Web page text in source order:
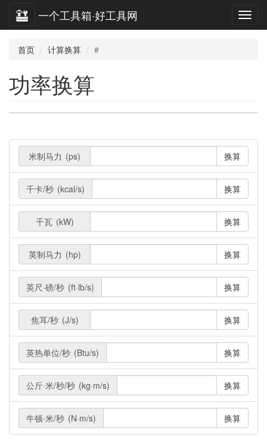
一个工具箱·好工具网
首页 计算换算 #
功率换算
米制马力 (ps) 换算
千卡/秒 (kcal/s) 换算
千瓦 (kW) 换算
英制马力 (hp) 换算
英尺·磅/秒 (ft·lb/s) 换算
焦耳/秒 (J/s) 换算
英热单位/秒 (Btu/s) 换算
公斤·米/秒/秒 (kg·m/s) 换算
牛顿·米/秒 (N·m/s) 换算